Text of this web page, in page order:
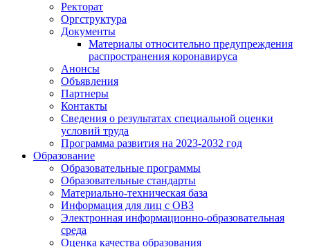
Ректорат
Оргструктура
Документы
Материалы относительно предупреждения
распространения коронавируса
Анонсы
Объявления
Партнеры
Контакты
Сведения о результатах специальной оценки
условий труда
Программа развития на 2023-2032 год
Образование
Образовательные программы
Образовательные стандарты
Материально-техническая база
Информация для лиц с ОВЗ
Электронная информационно-образовательная
среда
Оценка качества образования